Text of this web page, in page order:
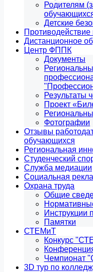
Родителям
Детские
Противодействие
Дистанционное
Центр ФППК
Документы
Результаты
Проект
Фотографии
Отзывы
обучающихся
Региональная
Студенческий
Служба медиации
Социальная
Охрана труда
Общие
Инструкции
Памятки
СТЕМиТ
Конкурс
Чемпионат
3D тур по